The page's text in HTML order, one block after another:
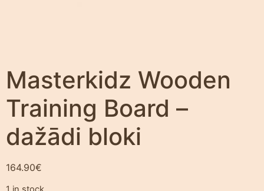
Masterkidz Wooden
Training Board –
dažādi bloki
164.90€